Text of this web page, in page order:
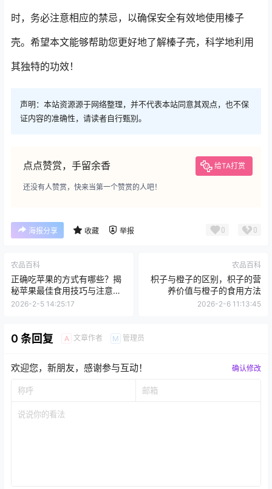
时，务必注意相应的禁忌，以确保安全有效地使用榛子
壳。希望本文能够帮助您更好地了解榛子壳，科学地利用
其独特的功效！
声明：本站资源源于网络整理，并不代表本站同意其观点，也不保
证内容的准确性，请读者自行甄别。
点点赞赏，手留余香 给TA打赏
还没有人赞赏，快来当第一个赞赏的人吧！
海报分享 收藏 举报 0 0
农品百科
正确吃苹果的方式有哪些？揭
秘苹果最佳食用技巧与注意事
项
2026-2-5 14:25:17
农品百科
枳子与橙子的区别，枳子的营
养价值与橙子的食用方法
2026-2-6 11:13:45
0 条回复 A 文章作者 M 管理员
欢迎您，新朋友，感谢参与互动！ 确认修改